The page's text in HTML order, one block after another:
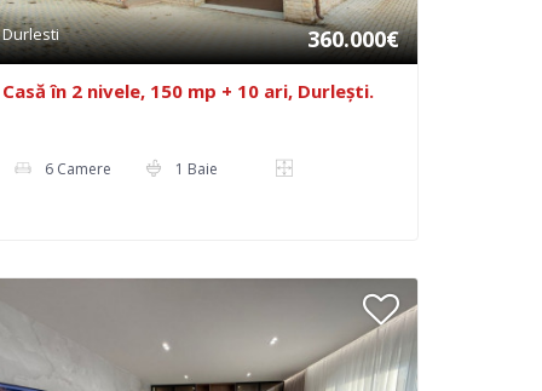
Durlesti 360.000€
Casă în 2 nivele, 150 mp + 10 ari, Durlești.
6 Camere 1 Baie